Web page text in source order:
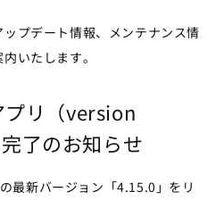
プデート情報、メンテナンス情
いたします。
リ（version
了のお知らせ
最新バージョン「4.15.0」をリ